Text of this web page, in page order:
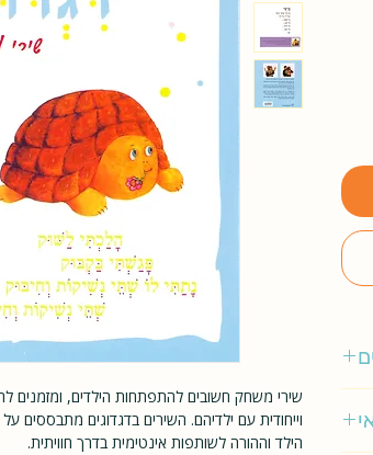
שירי משחק חשובים להתפתחות הילדים, ומזמנים
וייחודית עם ילדיהם. השירים בדגדוגים מתבססים
הילד וההורה לשותפות אינטימית בדרך חוויתית.